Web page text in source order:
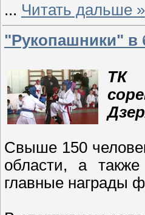
... Читать дальше »
"Рукопашники" в
ТК
Свыше 150
области, а
главные награды